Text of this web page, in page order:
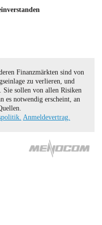
Finanzmärkten sind von
zu verlieren, und
Sie sollen von allen Risiken
es notwendig erscheint, an
Anmeldevertrag.